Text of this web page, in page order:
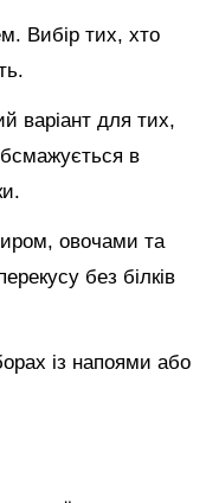
Вибір тих, хто
варіант для тих,
в
овочами та
без білків
із напоями або